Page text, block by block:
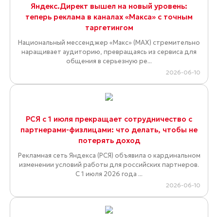
Яндекс.Директ вышел на новый уровень:
теперь реклама в каналах «Макса» с точным
таргетингом
Национальный мессенджер «Макс» (MAX) стремительно
наращивает аудиторию, превращаясь из сервиса для
общения в серьезную ре...
2026-06-10
РСЯ с 1 июля прекращает сотрудничество с
партнерами-физлицами: что делать, чтобы не
потерять доход
Рекламная сеть Яндекса (РСЯ) объявила о кардинальном
изменении условий работы для российских партнеров.
С 1 июля 2026 года ...
2026-06-10